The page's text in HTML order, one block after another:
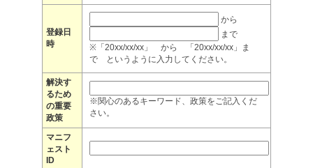
登録日
時
から
まで
※「20xx/xx/xx」 から 「20xx/xx/xx」ま
で というように入力してください。
解決す
るため
の重要
政策
※関心のあるキーワード、政策をご記入くだ
さい。
マニフ
ェスト
ID